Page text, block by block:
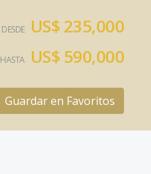
DESDE US$ 235,000
HASTA US$ 590,000
Guardar en Favoritos